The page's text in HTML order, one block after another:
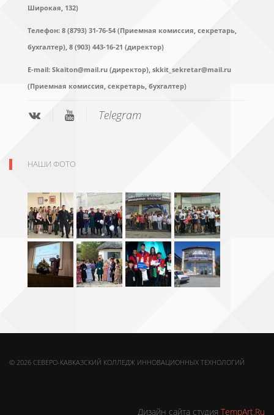
Широкая, 132)
Телефон: 8 (8793) 31-76-54 (Приемная комиссия, секретарь,
бухгалтер), 8 (903) 443-16-21 (директор)
E-mail: Skaiton@mail.ru (директор), skkit_sekretar@mail.ru
(Приемная комиссия, секретарь, бухгалтер)
Telegram
НАШИ ФОТО
© 2026 СЕВЕРО-КАВКАЗСКИЙ КОЛЛЕДЖ ИННОВАЦИОННЫХ ТЕХНОЛОГИЙ
Дизайн сайта студия TempArt.Ru